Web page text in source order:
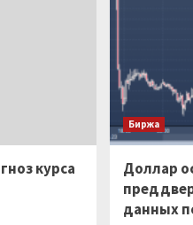
курса
Биржа
Доллар
данных